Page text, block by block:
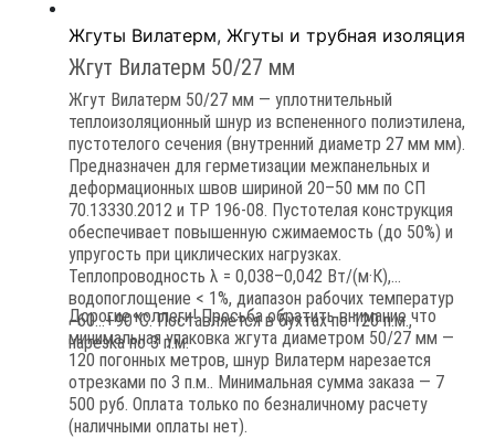
Жгуты Вилатерм,Жгуты и трубная изоляция
Жгут Вилатерм 50/27 мм
Жгут Вилатерм 50/27 мм — уплотнительный
теплоизоляционный шнур из вспененного полиэтилена,
пустотелого сечения (внутренний диаметр 27 мм мм).
Предназначен для герметизации межпанельных и
деформационных швов шириной 20–50 мм по СП
70.13330.2012 и ТР 196-08. Пустотелая конструкция
обеспечивает повышенную сжимаемость (до 50%) и
упругость при циклических нагрузках.
Теплопроводность λ = 0,038–0,042 Вт/(м·К),
водопоглощение < 1%, диапазон рабочих температур
−60…+90°C. Поставляется в бухтах по 120 п.м.,
нарезка по 3 п.м.
Дорогие коллеги! Просьба обратить внимание что
минимальная упаковка жгута диаметром 50/27 мм —
120 погонных метров, шнур Вилатерм нарезается
отрезками по 3 п.м.. Минимальная сумма заказа — 7
500 руб. Оплата только по безналичному расчету
(наличными оплаты нет).